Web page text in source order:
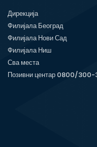
Дирекција
Филијала Београд
Филијала Нови Сад
Филијала Ниш
Сва места
Позивни центар 0800/300-